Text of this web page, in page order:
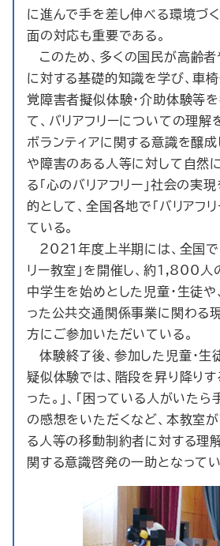
に進んで手を差し伸べる環境づ
面の対応も重要である。
このため、多くの国民が高齢
に対する基礎的知識を学び、車
覚障害者擬似体験・介助体験等
て、バリアフリーについての理解
ボランティアに関する意識を醸
や障害のある人等に対して自然
る「心のバリアフリー」社会の実
的として、全国各地で「バリアフ
ている。
2021年度上半期には、全国で
リー教室」を開催し、約1,800人
中学生を始めとした児童・生徒や
った公共交通関係事業に関わる
方にご参加いただいている。
体験終了後、参加した児童・生
疑似体験では、階段を昇り降り
った。」、「困っている人がいたら
の感想をいただくなど、本教室
る人等の移動制約者に対する理
関する意識啓発の一助となってい